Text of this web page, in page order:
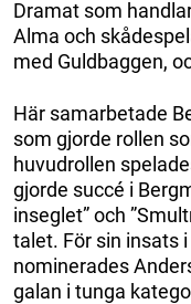
Dramat som
Alma och
med Guldbaggen,
Här samarbetade
som gjorde rollen
huvudrollen
gjorde succé i
inseglet” och
talet. För sin insats
nominerades
galan i tunga